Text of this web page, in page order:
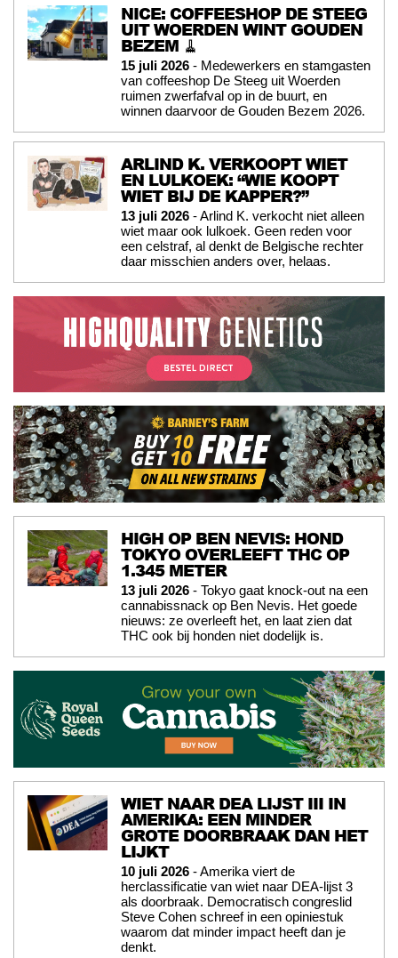
NICE: COFFEESHOP DE STEEG
UIT WOERDEN WINT GOUDEN
BEZEM 🧹
15 juli 2026 - Medewerkers en stamgasten
van coffeeshop De Steeg uit Woerden
ruimen zwerfafval op in de buurt, en
winnen daarvoor de Gouden Bezem 2026.
ARLIND K. VERKOOPT WIET
EN LULKOEK: “WIE KOOPT
WIET BIJ DE KAPPER?”
13 juli 2026 - Arlind K. verkocht niet alleen
wiet maar ook lulkoek. Geen reden voor
een celstraf, al denkt de Belgische rechter
daar misschien anders over, helaas.
HIGH OP BEN NEVIS: HOND
TOKYO OVERLEEFT THC OP
1.345 METER
13 juli 2026 - Tokyo gaat knock-out na een
cannabissnack op Ben Nevis. Het goede
nieuws: ze overleeft het, en laat zien dat
THC ook bij honden niet dodelijk is.
WIET NAAR DEA LIJST III IN
AMERIKA: EEN MINDER
GROTE DOORBRAAK DAN HET
LIJKT
10 juli 2026 - Amerika viert de
herclassificatie van wiet naar DEA-lijst 3
als doorbraak. Democratisch congreslid
Steve Cohen schreef in een opiniestuk
waarom dat minder impact heeft dan je
denkt.